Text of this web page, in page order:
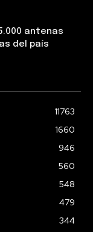
antenas
del país
11763
1660
946
560
548
479
344